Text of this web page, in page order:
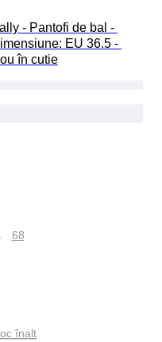
- Pantofi de bal -
EU 36.5 -
în cutie
68
înalt